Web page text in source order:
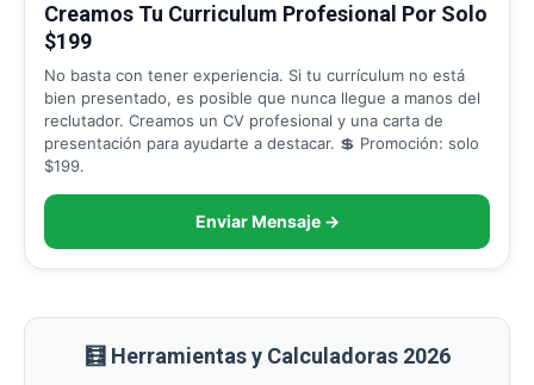
Creamos Tu Curriculum Profesional Por Solo
$199
No basta con tener experiencia. Si tu currículum no está
bien presentado, es posible que nunca llegue a manos del
reclutador. Creamos un CV profesional y una carta de
presentación para ayudarte a destacar. 💲 Promoción: solo
$199.
Enviar Mensaje →
🧮 Herramientas y Calculadoras 2026